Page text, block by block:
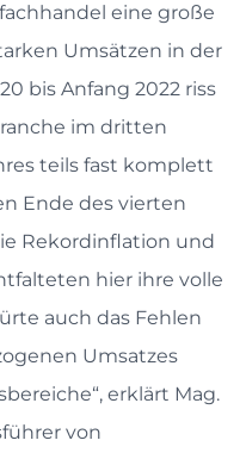
eine große
Umsätzen in der
bis Anfang 2022 riss
im dritten
teils fast komplett
Ende des vierten
Rekordinflation und
hier ihre volle
auch das Fehlen
Umsatzes
erklärt Mag.
von